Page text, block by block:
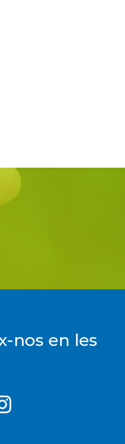
nos en les